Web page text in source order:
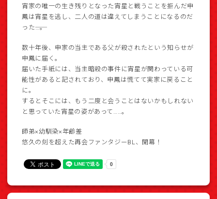
宵家の唯一の生き残りとなった宵星と戦うことを拒んだ申
鳳は宵星を逃し、二人の道は違えてしまうことになるのだ
った――…。
数十年後、申家の当主である父が殺されたという知らせが
申鳳に届く。
届いた手紙には、当主暗殺の事件に宵星が関わっている可
能性があると記されており、申鳳は慌てて実家に戻ること
に。
するとそこには、もう二度と会うことはないかもしれない
と思っていた宵星の姿があって……。
師弟×幼馴染×年齢差
悠久の刻を超えた再会ファンタジーBL、開幕！